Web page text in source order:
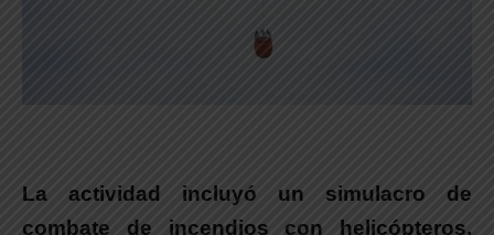
La actividad incluyó un simulacro de
combate de incendios con helicópteros,